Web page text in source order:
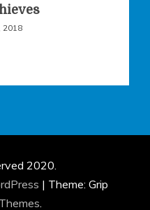
2018
2020.
| Theme: Grip